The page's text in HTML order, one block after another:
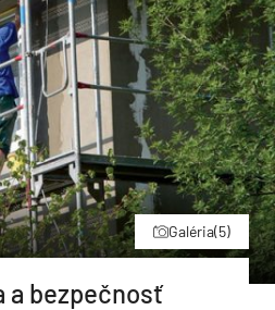
Galéria(5)
a bezpečnosť